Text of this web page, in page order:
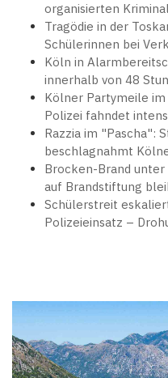
organisierten
Tragödie in der
Schülerinnen bei
Köln in
innerhalb von 48
Kölner Partymeile
Polizei fahndet
Razzia im "Pascha":
beschlagnahmt
Brocken-Brand
auf Brandstiftung
Schülerstreit
Polizeieinsatz –